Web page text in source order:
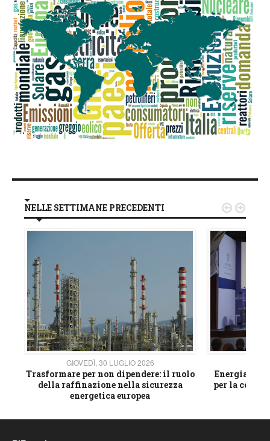
NELLE SETTIMANE PRECEDENTI
GIOVEDÌ, 30 LUGLIO 2026
Trasformare per non dipendere: il ruolo
della raffinazione nella sicurezza
energetica europea
Energia e
per la
 